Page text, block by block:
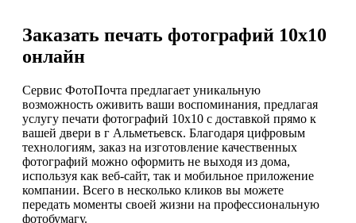
Заказать печать фотографий 10х10
онлайн
Сервис ФотоПочта предлагает уникальную
возможность оживить ваши воспоминания, предлагая
услугу печати фотографий 10х10 с доставкой прямо к
вашей двери в г Альметьевск. Благодаря цифровым
технологиям, заказ на изготовление качественных
фотографий можно оформить не выходя из дома,
используя как веб-сайт, так и мобильное приложение
компании. Всего в несколько кликов вы можете
передать моменты своей жизни на профессиональную
фотобумагу.